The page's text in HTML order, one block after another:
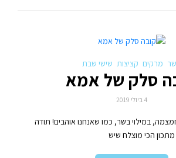
מרקים קציצות שישי שבת
סלק של אמא
4 ביולי 2019
במילוי בשר, כמו שאנחנו אוהבים! תודה
הכי מוצלח שיש